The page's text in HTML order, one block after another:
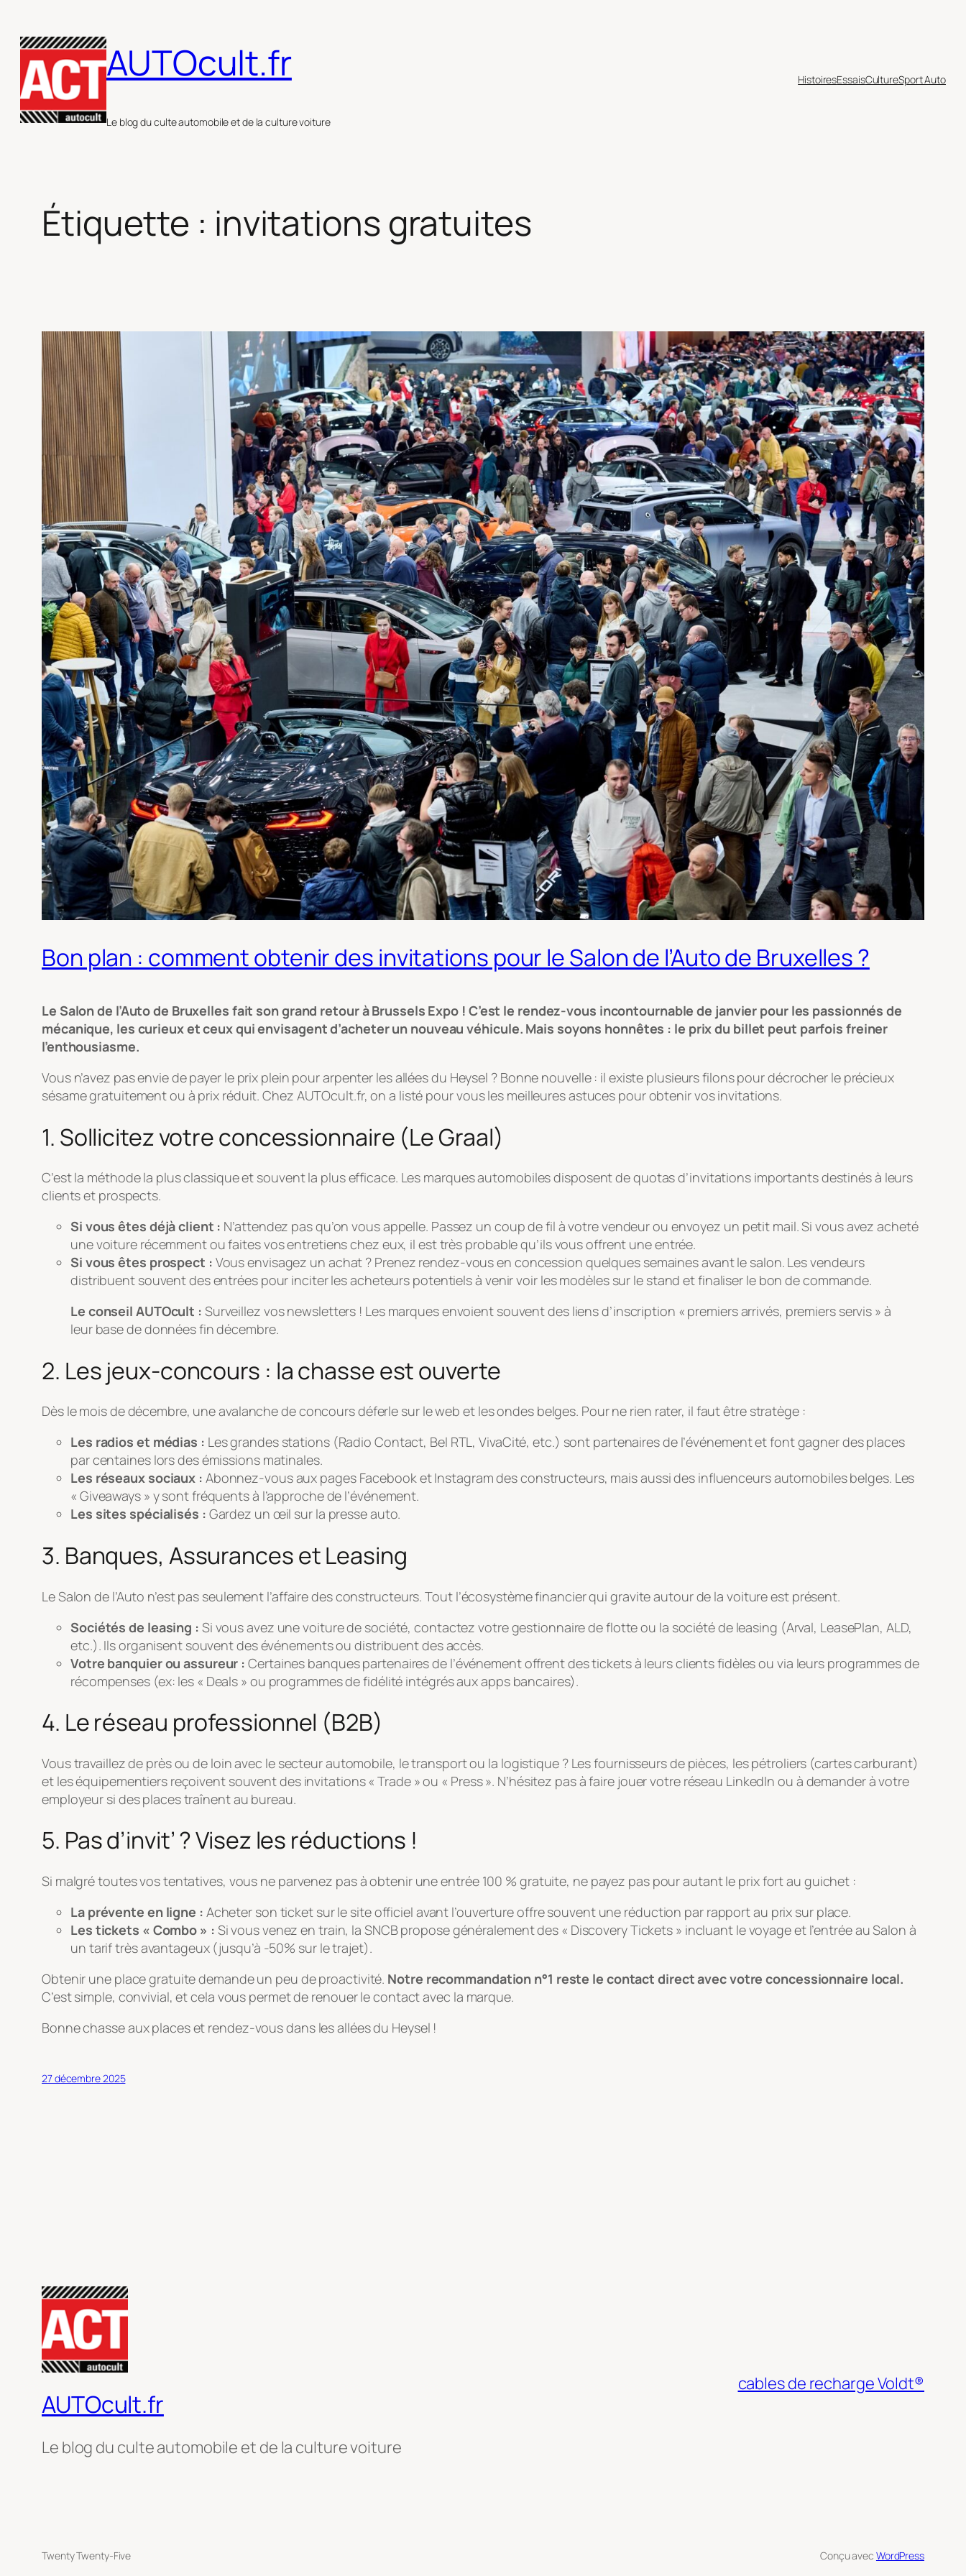
au
contenu
AUTOcult.fr
Le blog du culte automobile et de la culture voiture
HistoiresEssaisCultureSport Auto
Étiquette : invitations gratuites
Bon plan : comment obtenir des invitations pour le Salon de l’Auto de Bruxelles ?
Le Salon de l’Auto de Bruxelles fait son grand retour à Brussels Expo ! C’est le rendez-vous incontournable de janvier pour les passionnés de
mécanique, les curieux et ceux qui envisagent d’acheter un nouveau véhicule. Mais soyons honnêtes : le prix du billet peut parfois freiner
l’enthousiasme.
Vous n’avez pas envie de payer le prix plein pour arpenter les allées du Heysel ? Bonne nouvelle : il existe plusieurs filons pour décrocher le précieux
sésame gratuitement ou à prix réduit. Chez AUTOcult.fr, on a listé pour vous les meilleures astuces pour obtenir vos invitations.
1. Sollicitez votre concessionnaire (Le Graal)
C’est la méthode la plus classique et souvent la plus efficace. Les marques automobiles disposent de quotas d’invitations importants destinés à leurs
clients et prospects.
Si vous êtes déjà client : N’attendez pas qu’on vous appelle. Passez un coup de fil à votre vendeur ou envoyez un petit mail. Si vous avez acheté
une voiture récemment ou faites vos entretiens chez eux, il est très probable qu’ils vous offrent une entrée.
Si vous êtes prospect : Vous envisagez un achat ? Prenez rendez-vous en concession quelques semaines avant le salon. Les vendeurs
distribuent souvent des entrées pour inciter les acheteurs potentiels à venir voir les modèles sur le stand et finaliser le bon de commande.
Le conseil AUTOcult : Surveillez vos newsletters ! Les marques envoient souvent des liens d’inscription « premiers arrivés, premiers servis » à
leur base de données fin décembre.
2. Les jeux-concours : la chasse est ouverte
Dès le mois de décembre, une avalanche de concours déferle sur le web et les ondes belges. Pour ne rien rater, il faut être stratège :
Les radios et médias : Les grandes stations (Radio Contact, Bel RTL, VivaCité, etc.) sont partenaires de l’événement et font gagner des places
par centaines lors des émissions matinales.
Les réseaux sociaux : Abonnez-vous aux pages Facebook et Instagram des constructeurs, mais aussi des influenceurs automobiles belges. Les
« Giveaways » y sont fréquents à l’approche de l’événement.
Les sites spécialisés : Gardez un œil sur la presse auto.
3. Banques, Assurances et Leasing
Le Salon de l’Auto n’est pas seulement l’affaire des constructeurs. Tout l’écosystème financier qui gravite autour de la voiture est présent.
Sociétés de leasing : Si vous avez une voiture de société, contactez votre gestionnaire de flotte ou la société de leasing (Arval, LeasePlan, ALD,
etc.). Ils organisent souvent des événements ou distribuent des accès.
Votre banquier ou assureur : Certaines banques partenaires de l’événement offrent des tickets à leurs clients fidèles ou via leurs programmes de
récompenses (ex: les « Deals » ou programmes de fidélité intégrés aux apps bancaires).
4. Le réseau professionnel (B2B)
Vous travaillez de près ou de loin avec le secteur automobile, le transport ou la logistique ? Les fournisseurs de pièces, les pétroliers (cartes carburant)
et les équipementiers reçoivent souvent des invitations « Trade » ou « Press ». N’hésitez pas à faire jouer votre réseau LinkedIn ou à demander à votre
employeur si des places traînent au bureau.
5. Pas d’invit’ ? Visez les réductions !
Si malgré toutes vos tentatives, vous ne parvenez pas à obtenir une entrée 100 % gratuite, ne payez pas pour autant le prix fort au guichet :
La prévente en ligne : Acheter son ticket sur le site officiel avant l’ouverture offre souvent une réduction par rapport au prix sur place.
Les tickets « Combo » : Si vous venez en train, la SNCB propose généralement des « Discovery Tickets » incluant le voyage et l’entrée au Salon à
un tarif très avantageux (jusqu’à -50% sur le trajet).
Obtenir une place gratuite demande un peu de proactivité. Notre recommandation n°1 reste le contact direct avec votre concessionnaire local.
C’est simple, convivial, et cela vous permet de renouer le contact avec la marque.
Bonne chasse aux places et rendez-vous dans les allées du Heysel !
27 décembre 2025
AUTOcult.fr
Le blog du culte automobile et de la culture voiture
cables de recharge Voldt®
Twenty Twenty-Five Conçu avec WordPress